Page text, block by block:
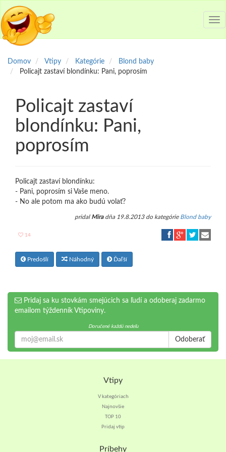
Domov Vtipy Kategórie
Blond baby
Policajt zastaví blondínku: Pani, poprosím
Policajt zastaví
blondínku: Pani,
poprosím
Policajt zastaví blondínku:
- Pani, poprosím si Vaše meno.
- No ale potom ma ako budú volať?
pridal Miradňa 19.8.2013 do kategórie Blond baby
14
Predošlí Náhodný Ďaľší
Pridaj sa ku stovkám smejúcich sa ľudí a odoberaj zadarmo
emailom týždenník Vtipoviny.
Doručené každú nedeľu
Odoberať
Vtipy
V kategóriach
Najnovšie
TOP 10
Pridaj vtip
Príbehy